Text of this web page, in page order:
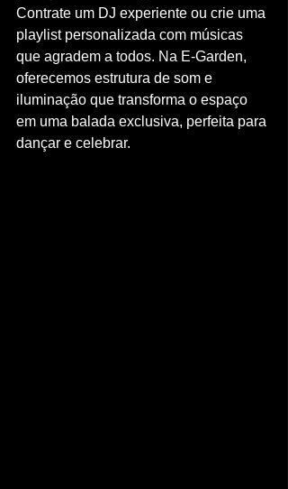
Contrate um DJ experiente ou crie uma
playlist personalizada com músicas
que agradem a todos. Na E-Garden,
oferecemos estrutura de som e
iluminação que transforma o espaço
em uma balada exclusiva, perfeita para
dançar e celebrar.